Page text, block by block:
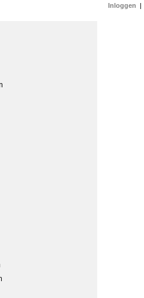
Inloggen |